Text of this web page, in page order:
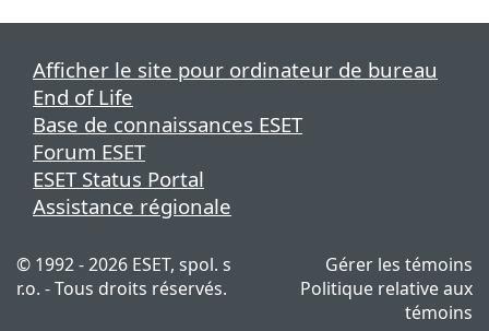
Afficher le site pour ordinateur de bureau
End of Life
Base de connaissances ESET
Forum ESET
ESET Status Portal
Assistance régionale
© 1992 - 2026 ESET, spol. s
r.o. - Tous droits réservés.
Gérer les témoins
Politique relative aux
témoins